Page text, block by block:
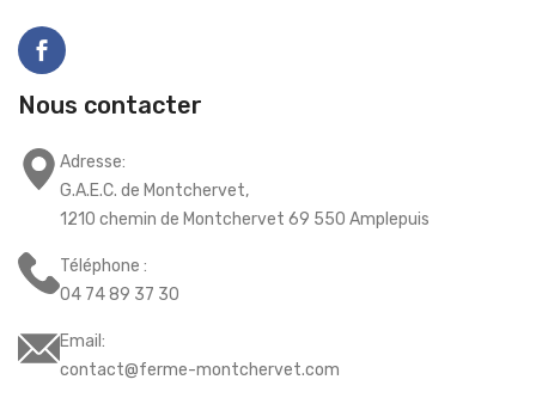
Nous contacter
Adresse:
G.A.E.C. de Montchervet,
1210 chemin de Montchervet 69 550 Amplepuis
Téléphone :
04 74 89 37 30
Email:
contact@ferme-montchervet.com